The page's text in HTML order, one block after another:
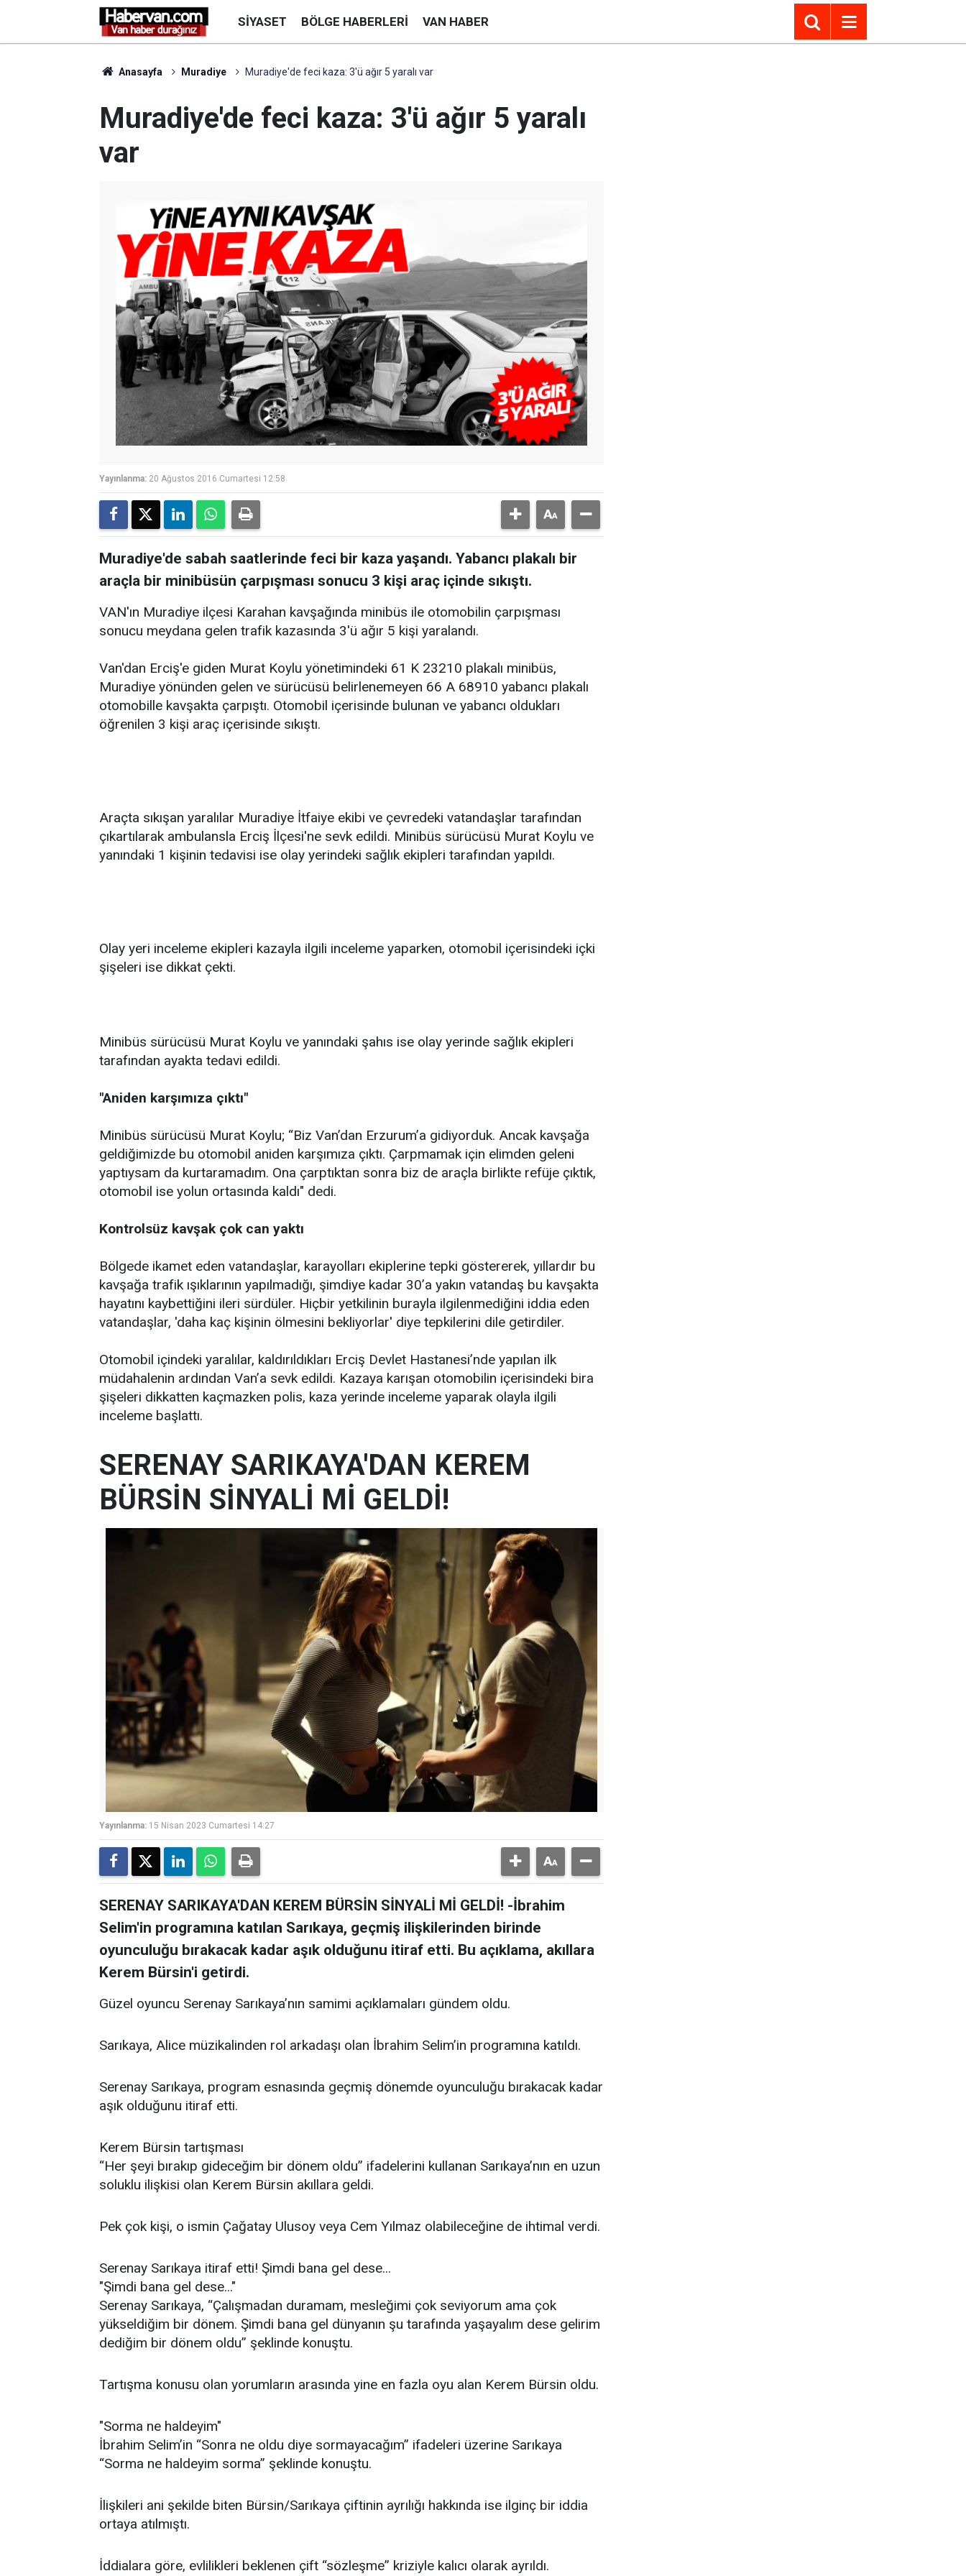
SIYASET BÖLGE HABERLERI VAN HABER
Anasayfa Muradiye Muradiye'de feci kaza: 3'ü ağır 5 yaralı var
Muradiye'de feci kaza: 3'ü ağır 5 yaralı
var
Yayınlanma: 20 Ağustos 2016 Cumartesi 12:58
Muradiye'de sabah saatlerinde feci bir kaza yaşandı. Yabancı plakalı bir
araçla bir minibüsün çarpışması sonucu 3 kişi araç içinde sıkıştı.
VAN'ın Muradiye ilçesi Karahan kavşağında minibüs ile otomobilin çarpışması
sonucu meydana gelen trafik kazasında 3'ü ağır 5 kişi yaralandı.
Van'dan Erciş'e giden Murat Koylu yönetimindeki 61 K 23210 plakalı minibüs,
Muradiye yönünden gelen ve sürücüsü belirlenemeyen 66 A 68910 yabancı plakalı
otomobille kavşakta çarpıştı. Otomobil içerisinde bulunan ve yabancı oldukları
öğrenilen 3 kişi araç içerisinde sıkıştı.
Araçta sıkışan yaralılar Muradiye İtfaiye ekibi ve çevredeki vatandaşlar tarafından
çıkartılarak ambulansla Erciş İlçesi'ne sevk edildi. Minibüs sürücüsü Murat Koylu ve
yanındaki 1 kişinin tedavisi ise olay yerindeki sağlık ekipleri tarafından yapıldı.
Olay yeri inceleme ekipleri kazayla ilgili inceleme yaparken, otomobil içerisindeki içki
şişeleri ise dikkat çekti.
Minibüs sürücüsü Murat Koylu ve yanındaki şahıs ise olay yerinde sağlık ekipleri
tarafından ayakta tedavi edildi.
"Aniden karşımıza çıktı"
Minibüs sürücüsü Murat Koylu; “Biz Van’dan Erzurum’a gidiyorduk. Ancak kavşağa
geldiğimizde bu otomobil aniden karşımıza çıktı. Çarpmamak için elimden geleni
yaptıysam da kurtaramadım. Ona çarptıktan sonra biz de araçla birlikte refüje çıktık,
otomobil ise yolun ortasında kaldı" dedi.
Kontrolsüz kavşak çok can yaktı
Bölgede ikamet eden vatandaşlar, karayolları ekiplerine tepki göstererek, yıllardır bu
kavşağa trafik ışıklarının yapılmadığı, şimdiye kadar 30’a yakın vatandaş bu kavşakta
hayatını kaybettiğini ileri sürdüler. Hiçbir yetkilinin burayla ilgilenmediğini iddia eden
vatandaşlar, 'daha kaç kişinin ölmesini bekliyorlar' diye tepkilerini dile getirdiler.
Otomobil içindeki yaralılar, kaldırıldıkları Erciş Devlet Hastanesi’nde yapılan ilk
müdahalenin ardından Van’a sevk edildi. Kazaya karışan otomobilin içerisindeki bira
şişeleri dikkatten kaçmazken polis, kaza yerinde inceleme yaparak olayla ilgili
inceleme başlattı.
SERENAY SARIKAYA'DAN KEREM
BÜRSİN SİNYALİ Mİ GELDİ!
Yayınlanma: 15 Nisan 2023 Cumartesi 14:27
SERENAY SARIKAYA'DAN KEREM BÜRSİN SİNYALİ Mİ GELDİ! -İbrahim
Selim'in programına katılan Sarıkaya, geçmiş ilişkilerinden birinde
oyunculuğu bırakacak kadar aşık olduğunu itiraf etti. Bu açıklama, akıllara
Kerem Bürsin'i getirdi.
Güzel oyuncu Serenay Sarıkaya’nın samimi açıklamaları gündem oldu.
Sarıkaya, Alice müzikalinden rol arkadaşı olan İbrahim Selim’in programına katıldı.
Serenay Sarıkaya, program esnasında geçmiş dönemde oyunculuğu bırakacak kadar
aşık olduğunu itiraf etti.
Kerem Bürsin tartışması
“Her şeyi bırakıp gideceğim bir dönem oldu” ifadelerini kullanan Sarıkaya’nın en uzun
soluklu ilişkisi olan Kerem Bürsin akıllara geldi.
Pek çok kişi, o ismin Çağatay Ulusoy veya Cem Yılmaz olabileceğine de ihtimal verdi.
Serenay Sarıkaya itiraf etti! Şimdi bana gel dese...
"Şimdi bana gel dese..."
Serenay Sarıkaya, “Çalışmadan duramam, mesleğimi çok seviyorum ama çok
yükseldiğim bir dönem. Şimdi bana gel dünyanın şu tarafında yaşayalım dese gelirim
dediğim bir dönem oldu” şeklinde konuştu.
Tartışma konusu olan yorumların arasında yine en fazla oyu alan Kerem Bürsin oldu.
"Sorma ne haldeyim"
İbrahim Selim’in “Sonra ne oldu diye sormayacağım” ifadeleri üzerine Sarıkaya
“Sorma ne haldeyim sorma” şeklinde konuştu.
İlişkileri ani şekilde biten Bürsin/Sarıkaya çiftinin ayrılığı hakkında ise ilginç bir iddia
ortaya atılmıştı.
İddialara göre, evlilikleri beklenen çift “sözleşme” kriziyle kalıcı olarak ayrıldı.